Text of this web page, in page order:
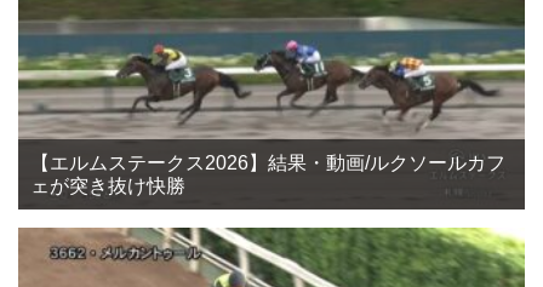
【エルムステークス2026】結果・動画/ルクソールカフ
ェが突き抜け快勝